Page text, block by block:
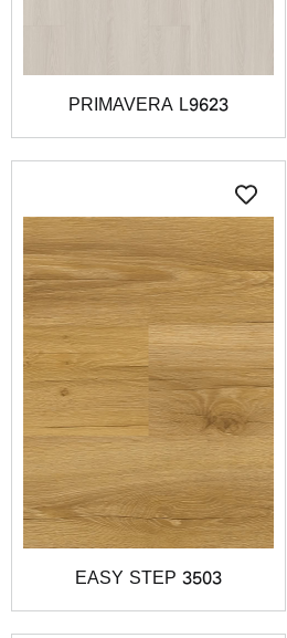
PRIMAVERA L9623
EASY STEP 3503